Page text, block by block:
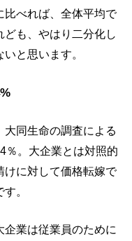
比べれば、全体平均で
も、やはり二分化し
と思います。
同生命の調査による
％。大企業とは対照的
けに対して価格転嫁で
。
業は従業員のために